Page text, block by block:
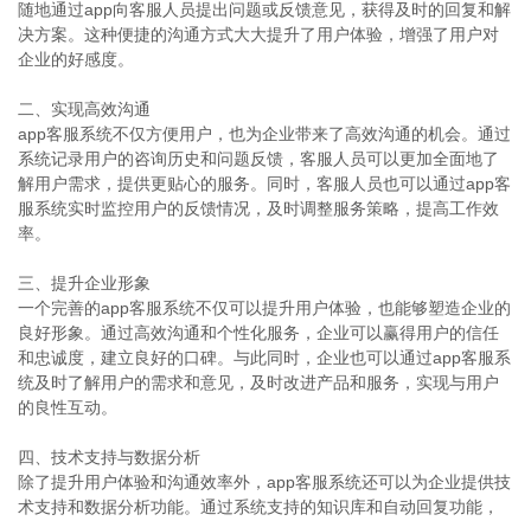
随地通过app向客服人员提出问题或反馈意见，获得及时的回复和解
决方案。这种便捷的沟通方式大大提升了用户体验，增强了用户对
企业的好感度。
二、实现高效沟通
app客服系统不仅方便用户，也为企业带来了高效沟通的机会。通过
系统记录用户的咨询历史和问题反馈，客服人员可以更加全面地了
解用户需求，提供更贴心的服务。同时，客服人员也可以通过app客
服系统实时监控用户的反馈情况，及时调整服务策略，提高工作效
率。
三、提升企业形象
一个完善的app客服系统不仅可以提升用户体验，也能够塑造企业的
良好形象。通过高效沟通和个性化服务，企业可以赢得用户的信任
和忠诚度，建立良好的口碑。与此同时，企业也可以通过app客服系
统及时了解用户的需求和意见，及时改进产品和服务，实现与用户
的良性互动。
四、技术支持与数据分析
除了提升用户体验和沟通效率外，app客服系统还可以为企业提供技
术支持和数据分析功能。通过系统支持的知识库和自动回复功能，